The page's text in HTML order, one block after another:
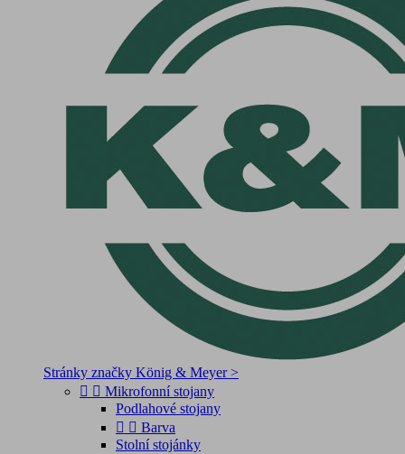
Stránky značky König & Meyer >
  Mikrofonní stojany
Podlahové stojany
  Barva
Stolní stojánky